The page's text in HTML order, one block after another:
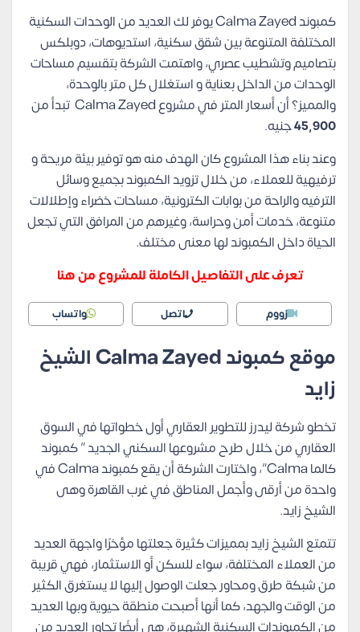
كمبوند Calma Zayed يوفر لك العديد من الوحدات السكنية
المختلفة المتنوعة بين شقق سكنية، استديوهات، دوبلكس
بتصاميم وتشطيب عصري، واهتمت الشركة بتقسيم مساحات
الوحدات من الداخل بعناية و استغلال كل متر بالوحدة،
والمميز؟ أن أسعار المتر في مشروع Calma Zayed تبدأ من
45,900جنيه.
وعند بناء هذا المشروع كان الهدف منه هو توفير بيئة مريحة و
ترفيهية للعملاء، من خلال تزويد الكمبوند بجميع وسائل
الترفيه والراحة من بوابات الكترونية، مساحات خضراء وإطلالات
متنوعة، خدمات أمن وحراسة، وغيرهم من المرافق التي تجعل
الحياة داخل الكمبوند لها معنى مختلف.
تعرف على التفاصيل الكاملة للمشروع من هنا
زووم اتصل واتساب
موقع كمبوند Calma Zayed الشيخ
زايد
تخطو شركة ليدرز للتطوير العقاري أول خطواتها في السوق
العقاري من خلال طرح مشروعها السكني الجديد ” كمبوند
كالما Calma”، واختارت الشركة أن يقع كمبوند Calma في
واحدة من أرقى وأجمل المناطق في غرب القاهرة وهى
الشيخ زايد.
تتمتع الشيخ زايد بمميزات كثيرة جعلتها مؤخرًا واجهة العديد
من العملاء المختلفة، سواء للسكن أو الاستثمار، فهي قريبة
من شبكة طرق ومحاور جعلت الوصول إليها لا يستغرق الكثير
من الوقت والجهد، كما أنها أصبحت منطقة حيوية وبها العديد
من الكمبوندات السكنية الشهيرة، هي أيضًا تجاور العديد من